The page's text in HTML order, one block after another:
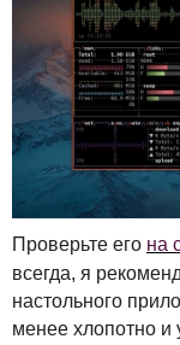
Проверьте его на
всегда, я
настольного
менее хлопотно и